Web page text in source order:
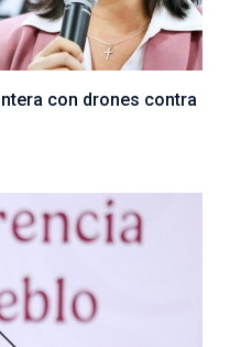
con drones contra